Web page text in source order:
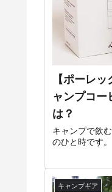
【ポーレ
ャンプコー
は？
キャンプで飲
のひと時です
キャンプギア